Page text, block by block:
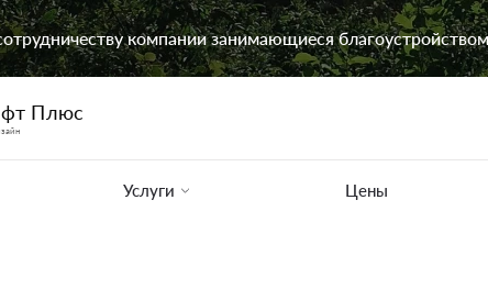
компании занимающиеся благоустройством
Плюс
Услуги Цены
Цены